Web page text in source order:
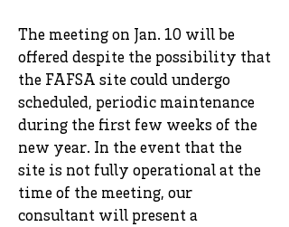
The meeting on Jan. 10 will be
offered despite the possibility that
the FAFSA site could undergo
scheduled, periodic maintenance
during the first few weeks of the
new year. In the event that the
site is not fully operational at the
time of the meeting, our
consultant will present a